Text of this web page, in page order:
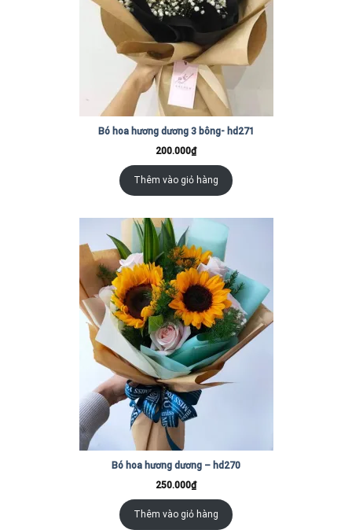
Bó hoa hương dương 3 bông- hd271
200.000₫
Thêm vào giỏ hàng
Bó hoa hương dương – hd270
250.000₫
Thêm vào giỏ hàng